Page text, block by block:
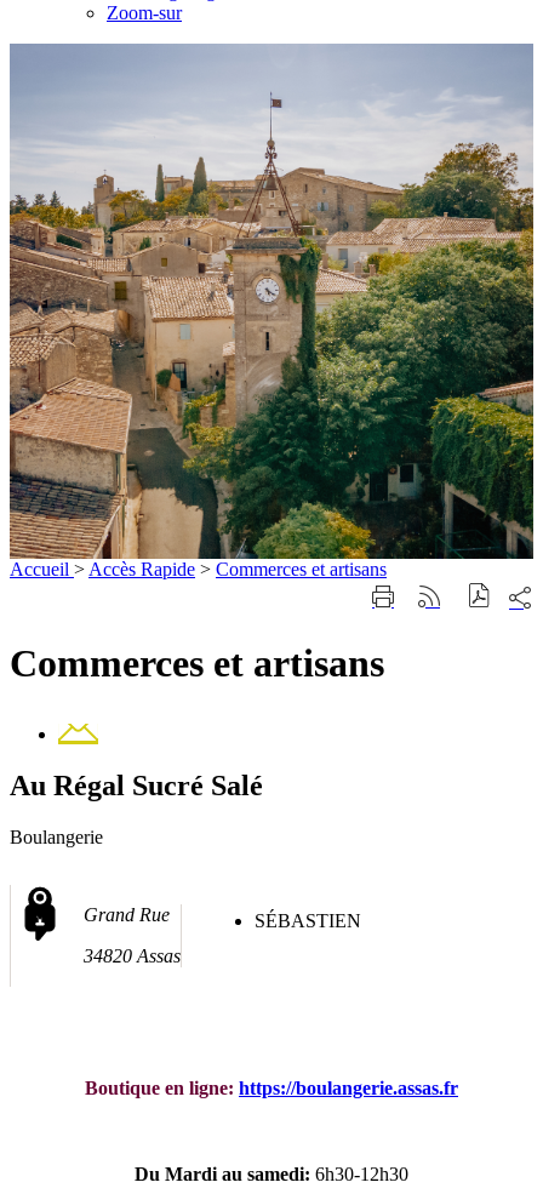
Zoom-sur
Accueil > Accès Rapide > Commerces et artisans
ImprimerGénérer
sur
Commerces et artisans
Contact
Au Régal Sucré Salé
Boulangerie
Grand Rue
34820 Assas
SÉBASTIEN
Boutique en ligne: https://boulangerie.assas.fr
Du Mardi au samedi: 6h30-12h30